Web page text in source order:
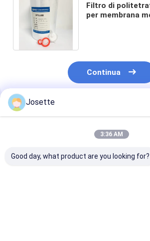
Filtro di
per membrana
Continua
Prodotti Raccomandati
Josette
3:36 AM
Good day, what product are you looking for?